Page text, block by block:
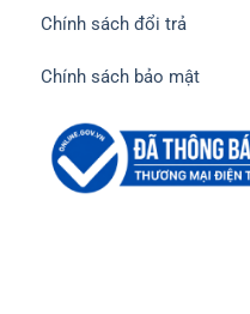
Chính sách đổi trả
Chính sách bảo mật